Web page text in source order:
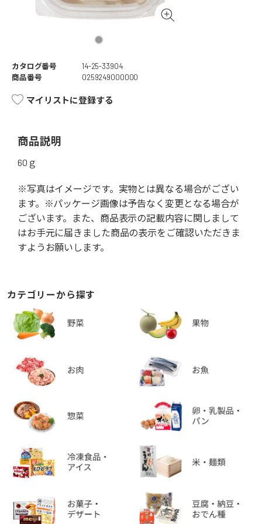
カタログ番号
14-25-33904
商品番号
0259249000000
マイリストに登録する
商品説明
60ｇ
※写真はイメージです。実物とは異なる場合がござい
ます。※パッケージ画像は予告なく変更となる場合が
ございます。また、商品表示の記載内容に関しまして
はお手元に届きました商品の表示をご確認いただきま
すようお願いします。
カテゴリーから探す